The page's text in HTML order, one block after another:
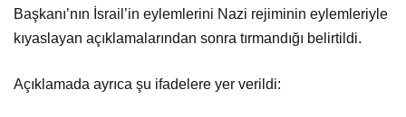
Başkanı’nın İsrail’in eylemlerini Nazi rejiminin eylemleriyle
kıyaslayan açıklamalarından sonra tırmandığı belirtildi.
Açıklamada ayrıca şu ifadelere yer verildi: